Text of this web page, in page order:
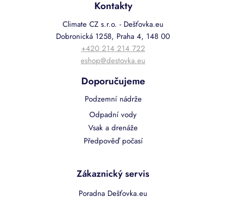
Kontakty
Climate CZ s.r.o. - Dešťovka.eu
Dobronická 1258, Praha 4, 148 00
+420 214 214 722
eshop@destovka.eu
Doporučujeme
Podzemní nádrže
Odpadní vody
Vsak a drenáže
Předpověď počasí
Zákaznický servis
Poradna Dešťovka.eu